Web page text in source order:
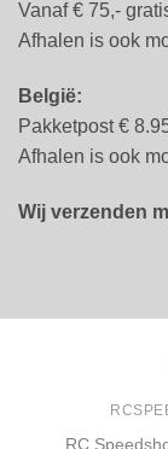
Vanaf € 75,-
Afhalen is ook
België:
Pakketpost €
Afhalen is ook
Wij verzenden
RC